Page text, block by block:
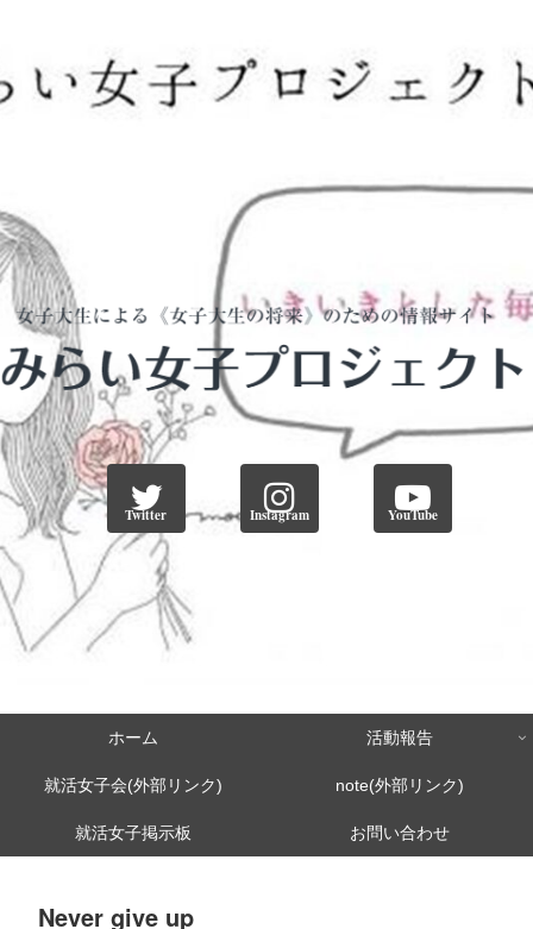
Twitter Instagram YouTube
ホーム 活動報告
就活女子会(外部リンク) note(外部リンク)
就活女子掲示板 お問い合わせ
Never give up